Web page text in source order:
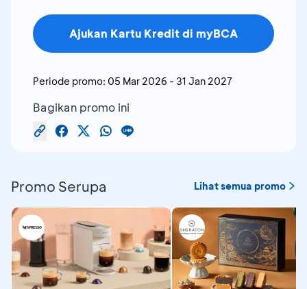
Ajukan Kartu Kredit di myBCA
Periode promo: 05 Mar 2026 - 31 Jan 2027
Bagikan promo ini
Promo Serupa Lihat semua promo